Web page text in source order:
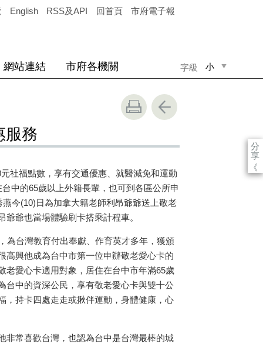
English RSS及API 回首頁 市府電子報
字級 小
網站連結 市府各機關
分
享
《
服務
元社福點數，享有交通優惠、就醫減免和運動
中的65歲以上外籍長輩，也可到各區公所申
燕今(10)日為加拿大籍老師利昂爺爺送上敬老
爺也當場體驗刷卡搭乘計程車。
為台灣教育付出奉獻、作育英才多年，獲頒
高興他成為台中市第一位申辦敬老愛心卡的
老愛心卡適用對象，居住在台中市年滿65歲
台中的資深公民，享有敬老愛心卡與雙十公
，持卡四處走走或揪伴運動，身體健康，心
非常喜歡台灣，也認為台中是台灣最棒的城